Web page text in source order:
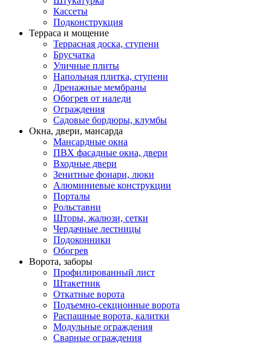
Кассеты
Подконструкция
Терраса и мощение
Террасная доска, ступени
Брусчатка
Уличные плиты
Напольная плитка, ступени
Дренажные мембраны
Обогрев от наледи
Ограждения
Садовые бордюры, клумбы
Окна, двери, мансарда
Мансардные окна
ПВХ фасадные окна, двери
Входные двери
Зенитные фонари, люки
Алюминиевые конструкции
Порталы
Рольставни
Шторы, жалюзи, сетки
Чердачные лестницы
Подоконники
Обогрев
Ворота, заборы
Профилированный лист
Штакетник
Откатные ворота
Подъемно-секционные ворота
Распашные ворота, калитки
Модульные ограждения
Сварные ограждения